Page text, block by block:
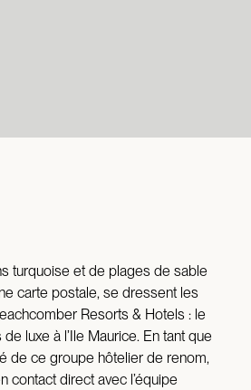
turquoise et de plages de sable
carte postale, se dressent les
Resorts & Hotels : le
luxe à l’Ile Maurice. En tant que
de ce groupe hôtelier de renom,
contact direct avec l’équipe